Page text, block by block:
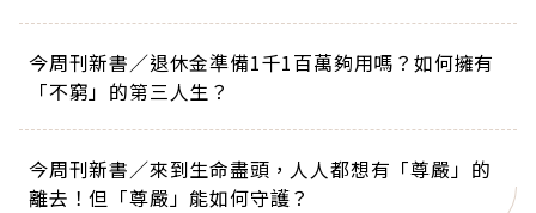
今周刊新書／退休金準備1千1百萬夠用嗎？如何擁有
「不窮」的第三人生？
今周刊新書／來到生命盡頭，人人都想有「尊嚴」的
離去！但「尊嚴」能如何守護？